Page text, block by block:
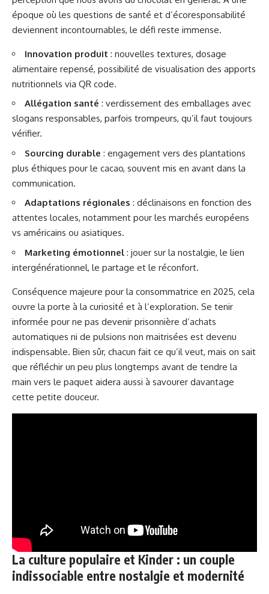
époque où les questions de santé et d’écoresponsabilité
deviennent incontournables, le défi reste immense.
Innovation produit : nouvelles textures, dosage
alimentaire repensé, possibilité de visualisation des apports
nutritionnels via QR code.
Allégation santé : verdissement des emballages avec
slogans responsables, parfois trompeurs, qu’il faut toujours
vérifier.
Sourcing durable : engagement vers des plantations
plus éthiques pour le cacao, souvent mis en avant dans la
communication.
Adaptations régionales : déclinaisons en fonction des
attentes locales, notamment pour les marchés européens
vs américains ou asiatiques.
Marketing émotionnel : jouer sur la nostalgie, le lien
intergénérationnel, le partage et le réconfort.
Conséquence majeure pour la consommatrice en 2025, cela
ouvre la porte à la curiosité et à l’exploration. Se tenir
informée pour ne pas devenir prisonnière d’achats
automatiques ni de pulsions non maitrisées est devenu
indispensable. Bien sûr, chacun fait ce qu’il veut, mais on sait
que réfléchir un peu plus longtemps avant de tendre la
main vers le paquet aidera aussi à savourer davantage
cette petite douceur.
La culture populaire et Kinder : un couple
indissociable entre nostalgie et modernité